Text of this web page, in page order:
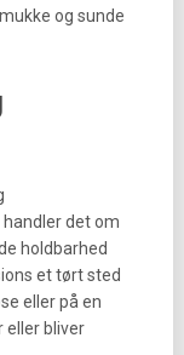
og sunde
det om
holdbarhed
et tørt sted
eller på en
eller bliver